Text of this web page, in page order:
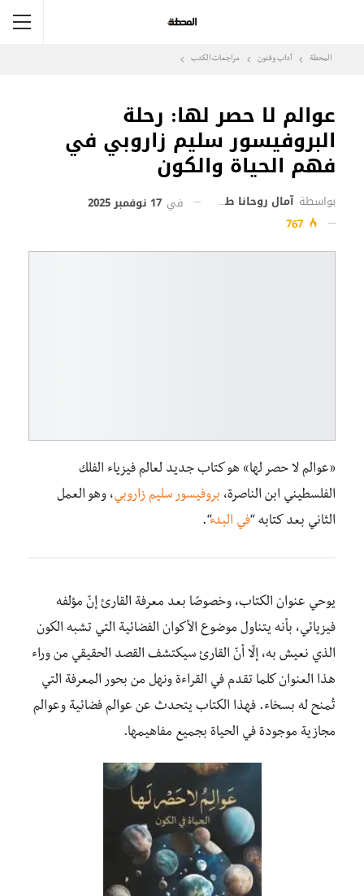
المحطة آداب وفنون مراجعات الكتب
عوالم لا حصر لها: رحلة
البروفيسور سليم زاروبي في
فهم الحياة والكون
بواسطة آمال روحانا طوبي في 17 نوفمبر 2025
«عوالم لا حصر لها» هو كتاب جديد لعالم فيزياء الفلك
الفلسطيني ابن الناصرة، بروفيسور سليم زاروبي، وهو العمل
الثاني بعد كتابه “في البدء“.
يوحي عنوان الكتاب، وخصوصًا بعد معرفة القارئ إنّ مؤلفه
فيزيائي، بأنه يتناول موضوع الأكوان الفضائية التي تشبه الكون
الذي نعيش به، إلّا أنّ القارئ سيكتشف القصد الحقيقي من وراء
هذا العنوان كلما تقدم في القراءة ونهل من بحور المعرفة التي
تُمنح له بسخاء. فهذا الكتاب يتحدث عن عوالم فضائية وعوالم
مجازية موجودة في الحياة بجميع مفاهيمها.